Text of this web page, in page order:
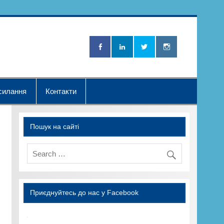
Хвилька"
Контакти
Пошук на сайті
Приєднуйтесь до нас у Facebook